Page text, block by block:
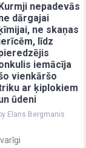
Kurmji nepadevās
dārgajai
ķīmijai, ne skaņas
līdz
iemācīja
vienkāršo
ar ķiplokiem
ūdeni
by Elans Bergmanis